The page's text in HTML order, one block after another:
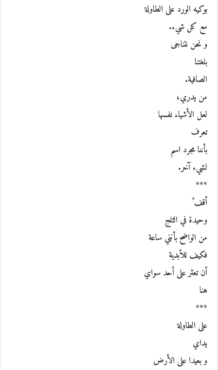
بوكيه الورد على الطاولة
مع كل شيء.
و نحن نتناجى
بلغتنا
الصافية.
من يدري،
لعل الأشياء نفسها
تعرف
بأننا مجرد اسم
لشيء آخر.
***
أقف ُ
وحيدة في الثلج
من الواضح بأنني ساعة
فكيف للأبدية
أن تعثر على أحد سواي
هنا
***
على الطاولة
يداي
و بعيدا على الأرض